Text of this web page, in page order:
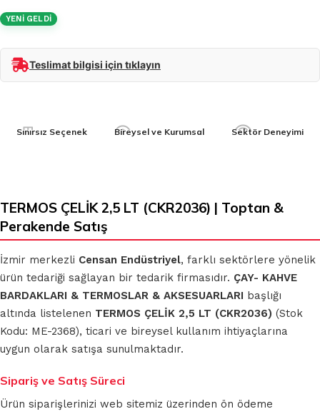
YENİ GELDİ
Teslimat bilgisi için tıklayın
Sınırsız Seçenek Bireysel ve Kurumsal Sektör Deneyimi
TERMOS ÇELİK 2,5 LT (CKR2036) | Toptan &
Perakende Satış
İzmir merkezli Censan Endüstriyel, farklı sektörlere yönelik
ürün tedariği sağlayan bir tedarik firmasıdır. ÇAY- KAHVE
BARDAKLARI & TERMOSLAR & AKSESUARLARI başlığı
altında listelenen TERMOS ÇELİK 2,5 LT (CKR2036) (Stok
Kodu: ME-2368), ticari ve bireysel kullanım ihtiyaçlarına
uygun olarak satışa sunulmaktadır.
Sipariş ve Satış Süreci
Ürün siparişlerinizi web sitemiz üzerinden ön ödeme